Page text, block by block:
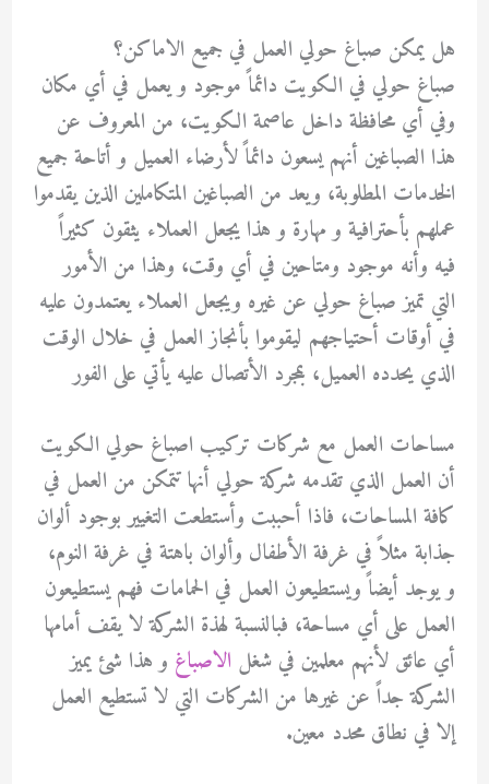
هل يمكن صباغ حولي العمل في جميع الاماكن؟
صباغ حولي في الكويت دائماً موجود و يعمل في أي مكان
وفي أي محافظة داخل عاصمة الكويت، من المعروف عن
هذا الصباغين أنهم يسعون دائماً لأرضاء العميل و أتاحة جميع
الخدمات المطلوبة، ويعد من الصباغين المتكاملين الذين يقدموا
عملهم بأحترافية و مهارة و هذا يجعل العملاء يثقون كثيراً
فيه وأنه موجود ومتاحين في أي وقت، وهذا من الأمور
التي تميز صباغ حولي عن غيره ويجعل العملاء يعتمدون عليه
في أوقات أحتياجهم ليقوموا بأنجاز العمل في خلال الوقت
الذي يحدده العميل، بمجرد الأتصال عليه يأتي على الفور
مساحات العمل مع شركات تركيب اصباغ حولي الكويت
أن العمل الذي تقدمه شركة حولي أنها تتمكن من العمل في
كافة المساحات، فاذا أحببت وأستطعت التغيير بوجود ألوان
جذابة مثلاً في غرفة الأطفال وألوان باهتة في غرفة النوم،
و يوجد أيضاً ويستطيعون العمل في الحمامات فهم يستطيعون
العمل على أي مساحة، فبالنسبة لهذة الشركة لا يقف أمامها
أي عائق لأنهم معلمين في شغل الاصباغ و هذا شئ يميز
الشركة جداً عن غيرها من الشركات التي لا تستطيع العمل
إلا في نطاق محدد معين.